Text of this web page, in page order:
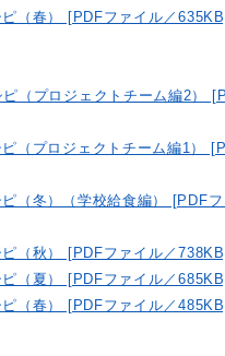
（春） [PDFファイル／635KB]
ピ（プロジェクトチーム編2）
ピ（プロジェクトチーム編1）
（冬）（学校給食編） [PDFフ
（秋） [PDFファイル／738KB]
（夏） [PDFファイル／685KB]
（春） [PDFファイル／485KB]